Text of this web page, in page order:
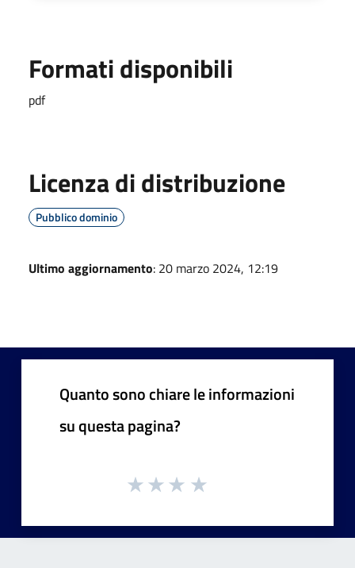
Formati disponibili
pdf
Licenza di distribuzione
Pubblico dominio
Ultimo aggiornamento: 20 marzo 2024, 12:19
Quanto sono chiare le informazioni
su questa pagina?